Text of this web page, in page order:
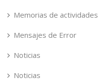
Memorias de actividades
Mensajes de Error
Noticias
Noticias